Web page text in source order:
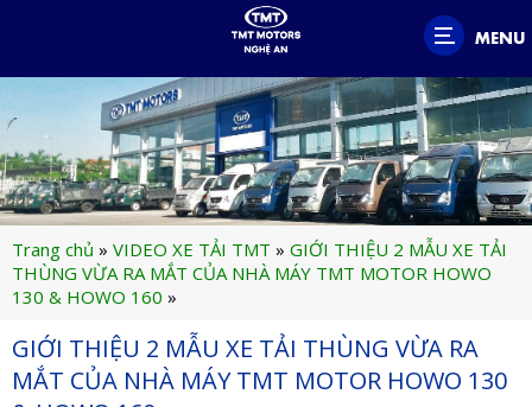
MENU
Trang chủ » VIDEO XE TẢI TMT » GIỚI THIỆU 2 MẪU XE TẢI
THÙNG VỪA RA MẮT CỦA NHÀ MÁY TMT MOTOR HOWO
130 & HOWO 160 »
GIỚI THIỆU 2 MẪU XE TẢI THÙNG VỪA RA
MẮT CỦA NHÀ MÁY TMT MOTOR HOWO 130